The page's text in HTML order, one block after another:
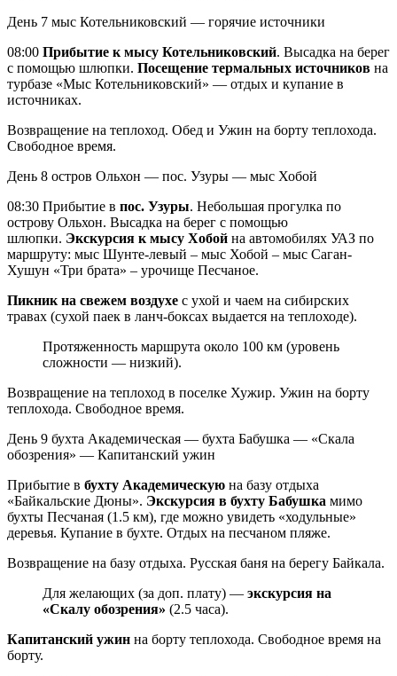
День 7 мыс Котельниковский — горячие источники
08:00 Прибытие к мысу Котельниковский. Высадка на берег
с помощью шлюпки. Посещение термальных источников на
турбазе «Мыс Котельниковский» — отдых и купание в
источниках.
Возвращение на теплоход. Обед и Ужин на борту теплохода.
Свободное время.
День 8 остров Ольхон — пос. Узуры — мыс Хобой
08:30 Прибытие в пос. Узуры. Небольшая прогулка по
острову Ольхон. Высадка на берег с помощью
шлюпки. Экскурсия к мысу Хобой на автомобилях УАЗ по
маршруту: мыс Шунте-левый – мыс Хобой – мыс Саган-
Хушун «Три брата» – урочище Песчаное.
Пикник на свежем воздухе с ухой и чаем на сибирских
травах (сухой паек в ланч-боксах выдается на теплоходе).
Протяженность маршрута около 100 км (уровень
сложности — низкий).
Возвращение на теплоход в поселке Хужир. Ужин на борту
теплохода. Свободное время.
День 9 бухта Академическая — бухта Бабушка — «Скала
обозрения» — Капитанский ужин
Прибытие в бухту Академическую на базу отдыха
«Байкальские Дюны». Экскурсия в бухту Бабушка мимо
бухты Песчаная (1.5 км), где можно увидеть «ходульные»
деревья. Купание в бухте. Отдых на песчаном пляже.
Возвращение на базу отдыха. Русская баня на берегу Байкала.
Для желающих (за доп. плату) — экскурсия на
«Скалу обозрения» (2.5 часа).
Капитанский ужин на борту теплохода. Свободное время на
борту.